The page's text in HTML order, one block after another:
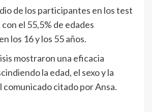
de los participantes en los test
el 55,5% de edades
los 16 y los 55 años.
mostraron una eficacia
la edad, el sexo y la
comunicado citado por Ansa.